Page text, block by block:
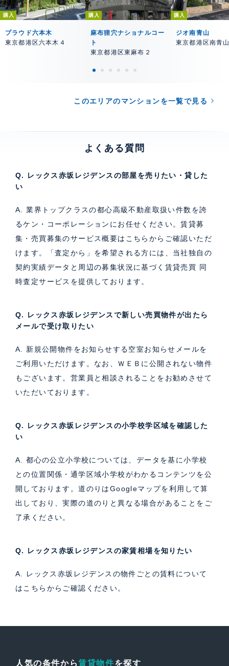
購入
プラウド六本木
東京都港区六本木４
購入
麻布狸穴ナショナルコー
ト
東京都港区東麻布２
購入
ジオ南青山
東京都港区南青
このエリアのマンションを一覧で見る
よくある質問
Q. レックス赤坂レジデンスの部屋を売りたい・貸した
い
A. 業界トップクラスの都心高級不動産取扱い件数を誇
るケン・コーポレーションにお任せください。賃貸募
集・売買募集のサービス概要はこちら からご確認いただ
けます。「査定から」を希望される方には、当社独自の
契約実績データと周辺の募集状況に基づく 賃貸売買 同
時査定サービス を提供しております。
Q. レックス赤坂レジデンスで新しい売買物件が出たら
メールで受け取りたい
A. 新規公開物件をお知らせする空室お知らせメールを
ご利用いただけます。なお、ＷＥＢに公開されない物件
もございます。営業員と相談されることをお勧めさせて
いただいております。
Q. レックス赤坂レジデンスの小学校学区域を確認した
い
A. 都心の公立小学校については、データを基に小学校
との位置関係・通学区域小学校がわかるコンテンツを公
開しております。道のりはGoogleマップを利用して算
出しており、実際の道のりと異なる場合があることをご
了承ください。
Q. レックス赤坂レジデンスの家賃相場を知りたい
A. レックス赤坂レジデンスの物件ごとの賃料について
は こちら からご確認ください。
人気の条件から賃貸物件を探す